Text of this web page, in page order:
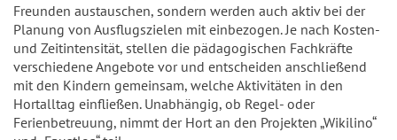
Freunden austauschen, sondern werden auch aktiv bei der
Planung von Ausflugszielen mit einbezogen. Je nach Kosten-
und Zeitintensität, stellen die pädagogischen Fachkräfte
verschiedene Angebote vor und entscheiden anschließend
mit den Kindern gemeinsam, welche Aktivitäten in den
Hortalltag einfließen. Unabhängig, ob Regel- oder
Ferienbetreuung, nimmt der Hort an den Projekten „Wikilino“